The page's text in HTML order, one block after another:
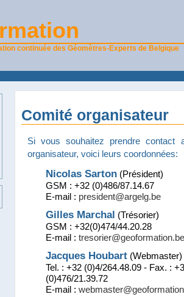
continuée des Géomètres-Experts de Belgique
Comité organisateur
Si vous souhaitez prendre
organisateur, voici leurs coordonnées:
Nicolas Sarton (Président)
GSM : +32 (0)486/87.14.67
E-mail : p­r­e­s­i­d­e­n­t­@­a­r­g­e­l­g­.­b­e­
Gilles Marchal (Trésorier)
GSM : +32(0)474/44.20.28
E-mail : t­r­e­s­o­r­i­e­r­@­g­e­o­f­o­r­m­a­t­i­o­n­.­b­e­
Jacques Houbart (Webmaster)
Tel. : +32 (0)4/264.48.09 - Fax. :
(0)476/21.39.72
E-mail :